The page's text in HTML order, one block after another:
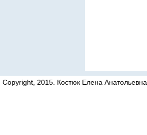
Copyright, 2015. Костюк Елена Анатольевна.